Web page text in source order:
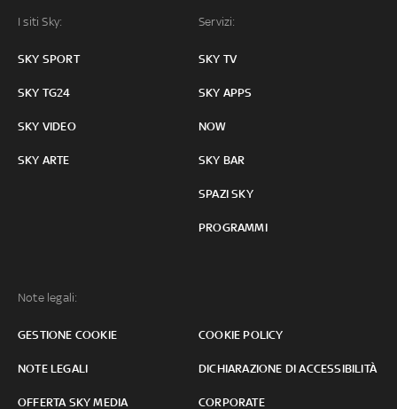
I siti Sky:
SKY SPORT
SKY TG24
SKY VIDEO
SKY ARTE
Servizi:
SKY TV
SKY APPS
NOW
SKY BAR
SPAZI SKY
PROGRAMMI
Note legali:
GESTIONE COOKIE COOKIE POLICY
NOTE LEGALI DICHIARAZIONE DI ACCESSIBILITÀ
OFFERTA SKY MEDIA CORPORATE